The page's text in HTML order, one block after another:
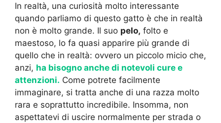
In realtà, una curiosità molto interessante
quando parliamo di questo gatto è che in realtà
non è molto grande. Il suo pelo, folto e
maestoso, lo fa quasi apparire più grande di
quello che in realtà: ovvero un piccolo micio che,
anzi, ha bisogno anche di notevoli cure e
attenzioni. Come potrete facilmente
immaginare, si tratta anche di una razza molto
rara e soprattutto incredibile. Insomma, non
aspettatevi di uscire normalmente per strada o